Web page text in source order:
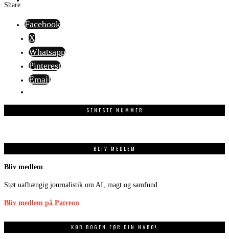
Share
Facebook
X
Whatsapp
Pinterest
Email
SENESTE NUMMER
BLIV MEDLEM
Bliv medlem
Støt uafhængig journalistik om AI, magt og samfund.
Bliv medlem på Patreon
KØB BOGEN FØR DIN NABO!